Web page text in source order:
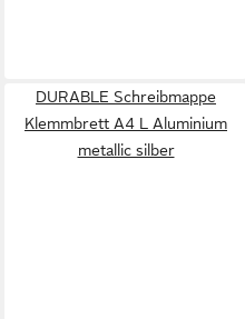
DURABLE Schreibmappe
Klemmbrett A4 L Aluminium
metallic silber